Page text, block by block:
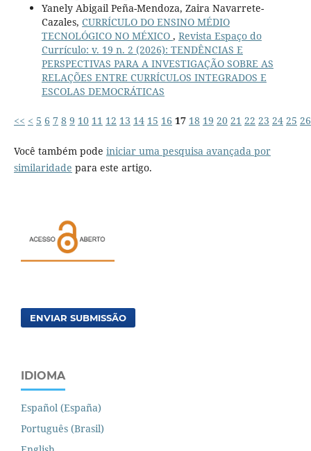
Yanely Abigail Peña-Mendoza, Zaira Navarrete-
Cazales, CURRÍCULO DO ENSINO MÉDIO
TECNOLÓGICO NO MÉXICO , Revista Espaço do
Currículo: v. 19 n. 2 (2026): TENDÊNCIAS E
PERSPECTIVAS PARA A INVESTIGAÇÃO SOBRE AS
RELAÇÕES ENTRE CURRÍCULOS INTEGRADOS E
ESCOLAS DEMOCRÁTICAS
<< < 5 6 7 8 9 10 11 12 13 14 15 16 17 18 19 20 21 22 23 24 25 26
Você também pode iniciar uma pesquisa avançada por
similaridade para este artigo.
ENVIAR SUBMISSÃO
IDIOMA
Español (España)
Português (Brasil)